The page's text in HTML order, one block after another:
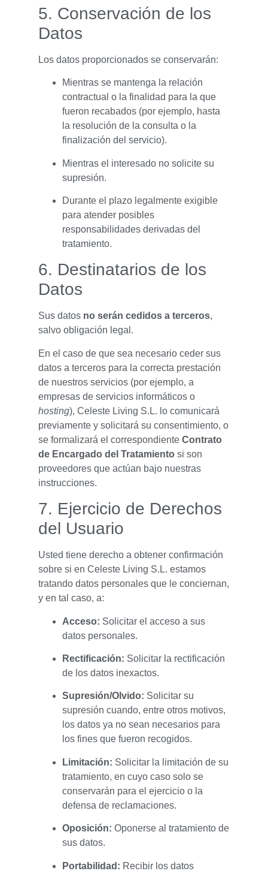
5. Conservación de los
Datos
Los datos proporcionados se conservarán:
Mientras se mantenga la relación
contractual o la finalidad para la que
fueron recabados (por ejemplo, hasta
la resolución de la consulta o la
finalización del servicio).
Mientras el interesado no solicite su
supresión.
Durante el plazo legalmente exigible
para atender posibles
responsabilidades derivadas del
tratamiento.
6. Destinatarios de los
Datos
Sus datos no serán cedidos a terceros,
salvo obligación legal.
En el caso de que sea necesario ceder sus
datos a terceros para la correcta prestación
de nuestros servicios (por ejemplo, a
empresas de servicios informáticos o
hosting), Celeste Living S.L. lo comunicará
previamente y solicitará su consentimiento, o
se formalizará el correspondiente Contrato
de Encargado del Tratamiento si son
proveedores que actúan bajo nuestras
instrucciones.
7. Ejercicio de Derechos
del Usuario
Usted tiene derecho a obtener confirmación
sobre si en Celeste Living S.L. estamos
tratando datos personales que le conciernan,
y en tal caso, a:
Acceso: Solicitar el acceso a sus
datos personales.
Rectificación: Solicitar la rectificación
de los datos inexactos.
Supresión/Olvido: Solicitar su
supresión cuando, entre otros motivos,
los datos ya no sean necesarios para
los fines que fueron recogidos.
Limitación: Solicitar la limitación de su
tratamiento, en cuyo caso solo se
conservarán para el ejercicio o la
defensa de reclamaciones.
Oposición: Oponerse al tratamiento de
sus datos.
Portabilidad: Recibir los datos